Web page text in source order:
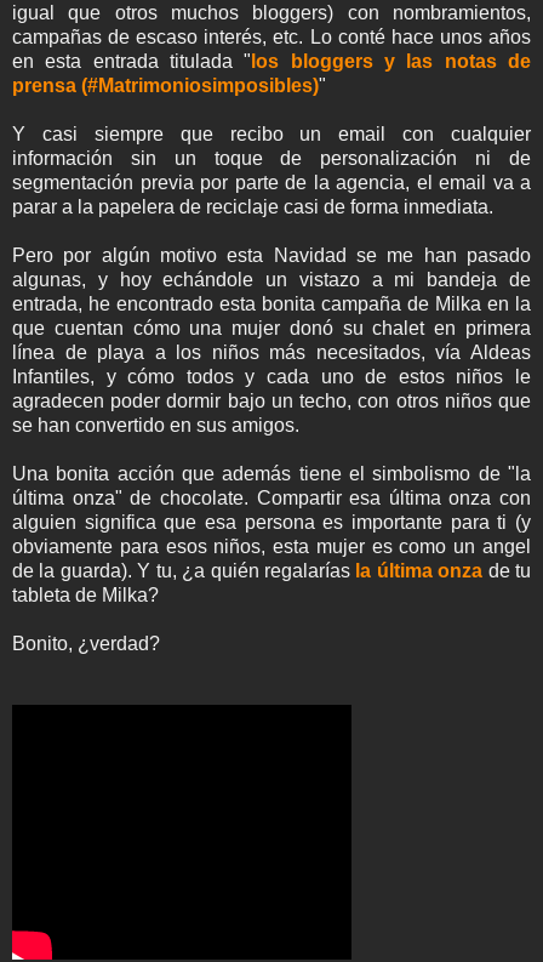
igual que otros muchos bloggers) con nombramientos,
campañas de escaso interés, etc. Lo conté hace unos años
en esta entrada titulada " los bloggers y las notas de
prensa (#Matrimoniosimposibles)"
Y casi siempre que recibo un email con cualquier
información sin un toque de personalización ni de
segmentación previa por parte de la agencia, el email va a
parar a la papelera de reciclaje casi de forma inmediata.
Pero por algún motivo esta Navidad se me han pasado
algunas, y hoy echándole un vistazo a mi bandeja de
entrada, he encontrado esta bonita campaña de Milka en la
que cuentan cómo una mujer donó su chalet en primera
línea de playa a los niños más necesitados, vía Aldeas
Infantiles, y cómo todos y cada uno de estos niños le
agradecen poder dormir bajo un techo, con otros niños que
se han convertido en sus amigos.
Una bonita acción que además tiene el simbolismo de "la
última onza" de chocolate. Compartir esa última onza con
alguien significa que esa persona es importante para ti (y
obviamente para esos niños, esta mujer es como un angel
de la guarda). Y tu, ¿a quién regalarías la última onza de tu
tableta de Milka?
Bonito, ¿verdad?